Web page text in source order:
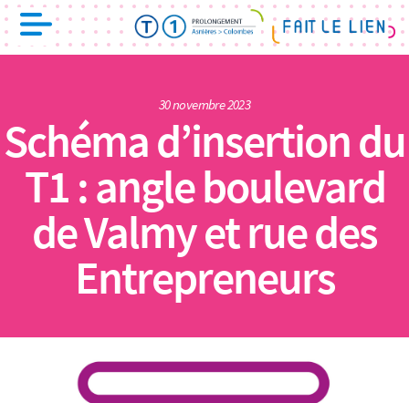
30 novembre 2023
Schéma d’insertion du
T1 : angle boulevard
de Valmy et rue des
Entrepreneurs